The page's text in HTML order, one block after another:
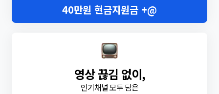
40만원 현금지원금 +@
영상 끊김 없이,
인기채널 모두 담은